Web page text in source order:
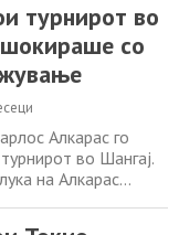
турнирот во
со
Алкарас го
во Шангај.
на Алкарас